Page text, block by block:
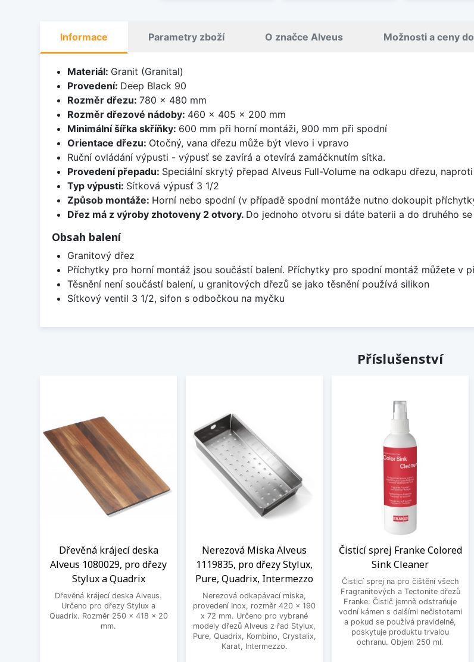
Informace Parametry zboží O značce Alveus Možnosti a ceny
Materiál: Granit (Granital)
Provedení: Deep Black 90
Rozměr dřezu: 780 x 480 mm
Rozměr dřezové nádoby: 460 x 405 x 200 mm
Minimální šířka skříňky: 600 mm při horní montáži, 900 mm při spodní
Orientace dřezu: Otočný, vana dřezu může být vlevo i vpravo
Ruční ovládání výpusti - výpusť se zavírá a otevírá zamáčknutím sítka.
Provedení přepadu: Speciální skrytý přepad Alveus Full-Volume na odkapu dřezu,
Typ výpusti: Sítková výpusť 3 1/2
Způsob montáže: Horní nebo spodní (v případě spodní montáže nutno dokoupit
Dřez má z výroby zhotoveny 2 otvory. Do jednoho otvoru si dáte baterii a do druhého
Obsah balení
Granitový dřez
Příchytky pro horní montáž jsou součástí balení. Příchytky pro spodní montáž můžete v
Těsnění není součástí balení, u granitových dřezů se jako těsnění používá silikon
Sítkový ventil 3 1/2, sifon s odbočkou na myčku
Příslušenství
Dřevěná krájecí deska
Alveus 1080029, pro dřezy
Stylux a Quadrix
Dřevěná krájecí deska Alveus.
Určeno pro dřezy Stylux a
Quadrix. Rozměr 250 x 418 x 20
mm.
Nerezová Miska Alveus
1119835, pro dřezy Stylux,
Pure, Quadrix, Intermezzo
Nerezová odkapávací miska,
provedení Inox, rozměr 420 x 190
x 72 mm. Určeno pro vybrané
modely dřezů Alveus z řad Stylux,
Pure, Quadrix, Kombino, Crystalix,
Karat, Intermezzo.
Čisticí sprej Franke Colored
Sink Cleaner
Čisticí sprej na pro čištění všech
Fragranitových a Tectonite dřezů
Franke. Čistič jemně odstraňuje
vodní kámen s dalšími nečistotami
a pokud se používá pravidelně,
poskytuje produktu trvalou
ochranu. Objem 250 ml.